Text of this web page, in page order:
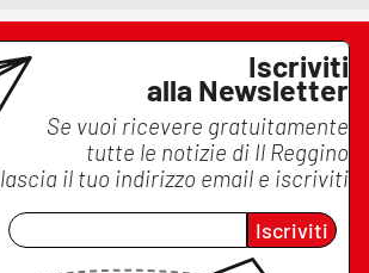
Iscriviti
alla Newsletter
Se vuoi ricevere gratuitamente
tutte le notizie di Il Reggino
lascia il tuo indirizzo email e iscriviti
Iscriviti